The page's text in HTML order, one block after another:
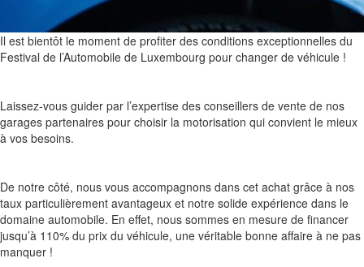
Il est bientôt le moment de profiter des conditions exceptionnelles du
Festival de l’Automobile de Luxembourg pour changer de véhicule !
Laissez-vous guider par l’expertise des conseillers de vente de nos
garages partenaires pour choisir la motorisation qui convient le mieux
à vos besoins.
De notre côté, nous vous accompagnons dans cet achat grâce à nos
taux particulièrement avantageux et notre solide expérience dans le
domaine automobile. En effet, nous sommes en mesure de financer
jusqu’à 110% du prix du véhicule, une véritable bonne affaire à ne pas
manquer !